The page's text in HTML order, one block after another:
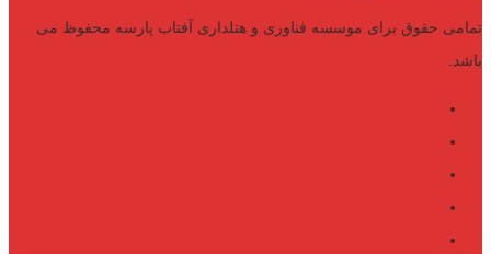
تمامی حقوق برای موسسه فناوری و هتلداری آفتاب پارسه محفوظ می
باشد.